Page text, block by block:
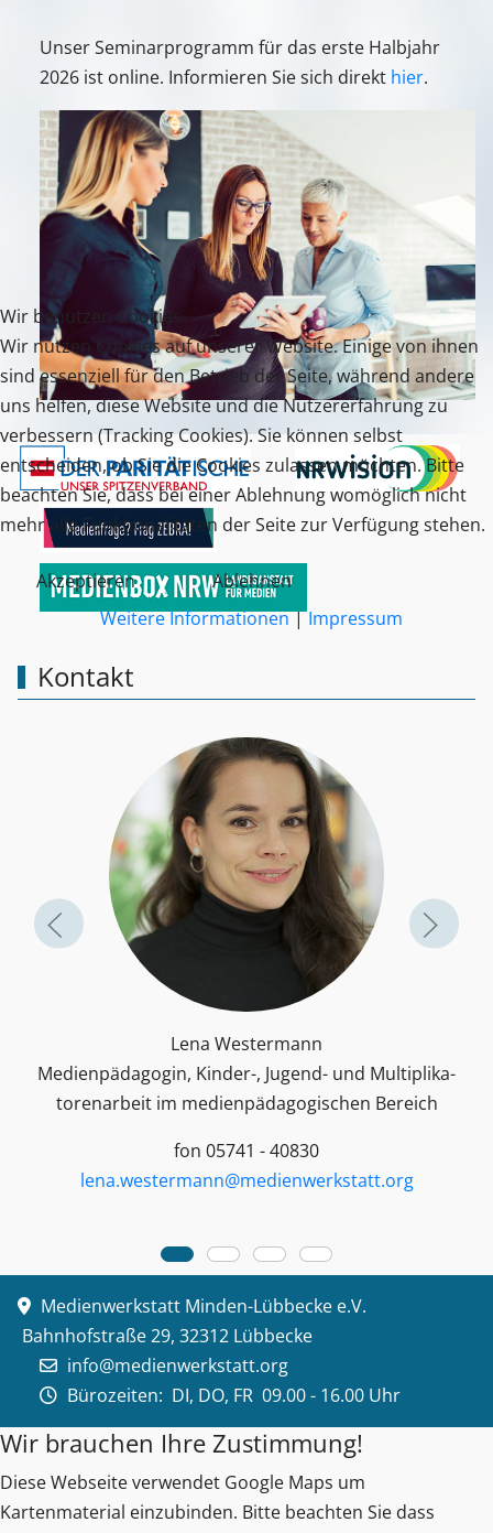
Unser Seminarprogramm für das erste Halbjahr
2026 ist online. Informieren Sie sich direkt hier.
Kontakt
Lena Westermann
Medienpädagogin, Kinder-, Jugend- und Multiplika­
toren­arbeit im medienpädagogischen Bereich
fon 05741 - 40830
lena.westermann@medienwerkstatt.org
Medienwerkstatt Minden-Lübbecke e.V.
Bahnhofstraße 29, 32312 Lübbecke
info@medienwerkstatt.org
Bürozeiten: DI, DO, FR 09.00 - 16.00 Uhr
Wir brauchen Ihre Zustimmung!
Diese Webseite verwendet Google Maps um
Kartenmaterial einzubinden. Bitte beachten Sie dass
Wir benutzen Cookies
Wir nutzen Cookies auf unserer Website. Einige von ihnen
sind essenziell für den Betrieb der Seite, während andere
uns helfen, diese Website und die Nutzererfahrung zu
verbessern (Tracking Cookies). Sie können selbst
entscheiden, ob Sie die Cookies zulassen möchten. Bitte
beachten Sie, dass bei einer Ablehnung womöglich nicht
mehr alle Funktionalitäten der Seite zur Verfügung stehen.
Akzeptieren
Ablehnen
Weitere Informationen|Impressum